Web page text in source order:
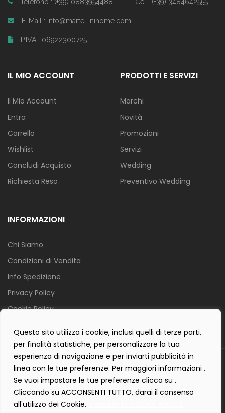
Questo sito utilizza i cookie, inclusi quelli di terze parti,
per finalità statistiche, per personalizzare la tua
esperienza di navigazione e per inviarti pubblicità in
linea con le tue preferenze. Per maggiori informazioni .
Se vuoi impostare le tue preferenze clicca su .
Cliccando su ACCONSENTI TUTTO, darai il consenso
all'utilizzo dei Cookie.
E-Mail : info@martellinihome.com
P.IVA : 06922300725
IL MIO ACCOUNT
Il Mio Account
Entra
Carrello
Wishlist
Concludi Acquisto
Richiesta Reso
PRODOTTI E SERVIZI
Marchi
Novità
Promozioni
Servizi
Wedding
Preventivo Wedding
INFORMAZIONI
Chi Siamo
Condizioni di Vendita
Info Spedizione
Privacy Policy
Cookie Policy
Copyright 2019 © Tecnostudio di Martellini Nicoletta
Powered with